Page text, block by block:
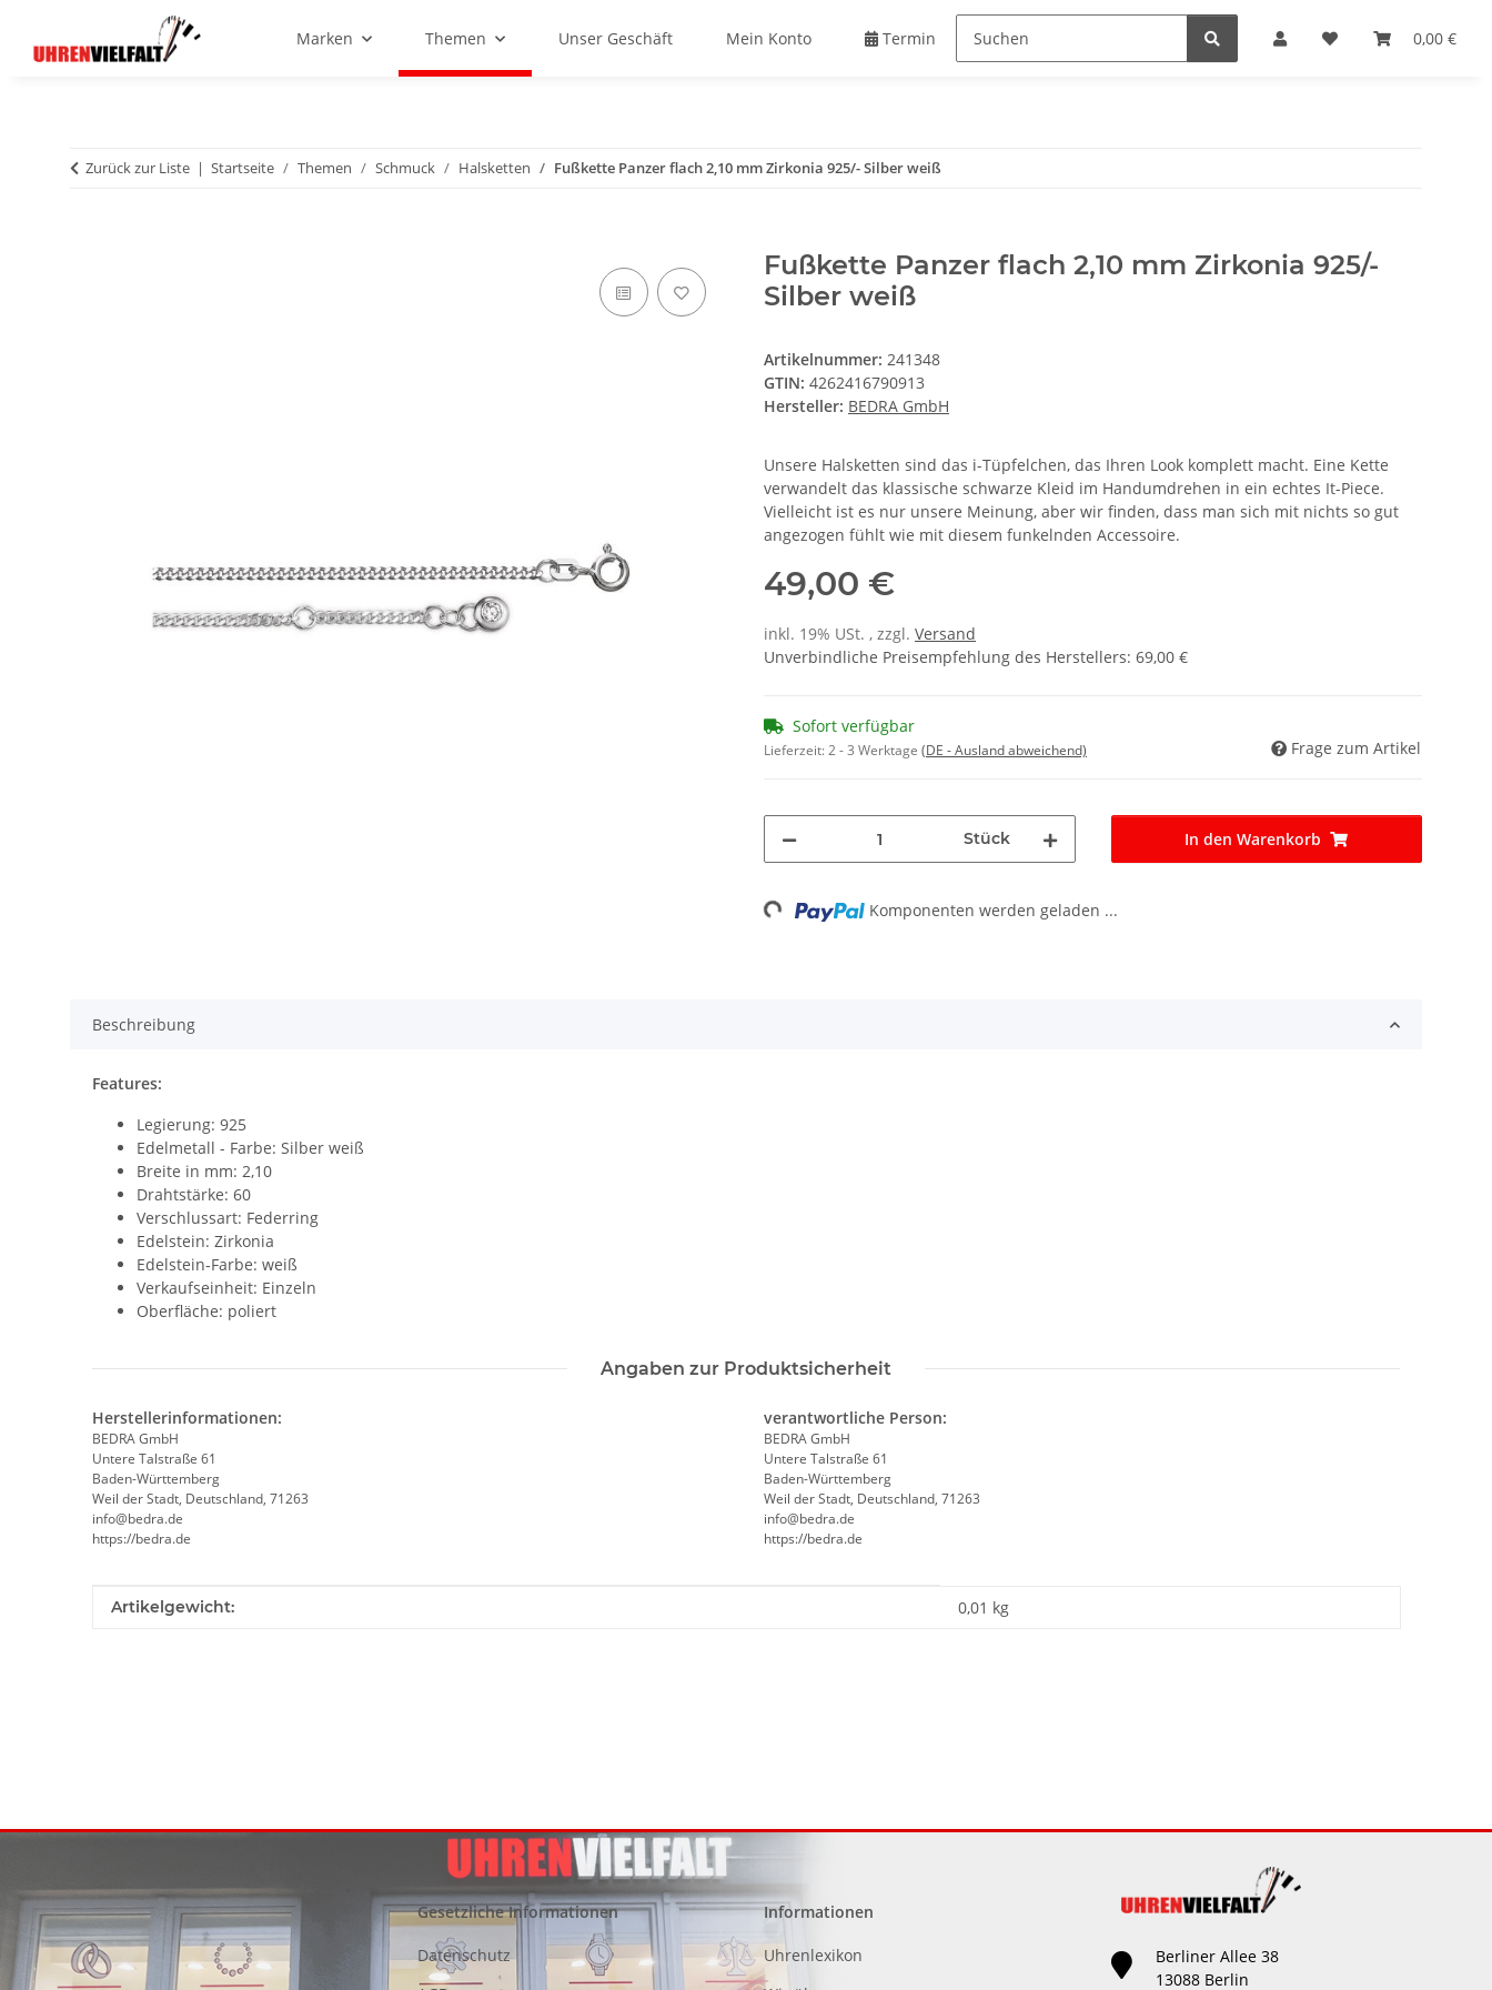
0,00 €
Marken Themen Unser Geschäft Mein Konto Termin buchen
Zurück zur Liste Startseite Themen Schmuck Halsketten Fußkette Panzer flach 2,10 mm Zirkonia 925/- Silber weiß
Fußkette Panzer flach 2,10 mm Zirkonia 925/-
Silber weiß
Artikelnummer: 241348
GTIN: 4262416790913
Hersteller: BEDRA GmbH
Unsere Halsketten sind das i-Tüpfelchen, das Ihren Look komplett macht. Eine Kette
verwandelt das klassische schwarze Kleid im Handumdrehen in ein echtes It-Piece.
Vielleicht ist es nur unsere Meinung, aber wir finden, dass man sich mit nichts so gut
angezogen fühlt wie mit diesem funkelnden Accessoire.
49,00 €
inkl. 19% USt. , zzgl. Versand
Unverbindliche Preisempfehlung des Herstellers: 69,00 €
Sofort verfügbar
Lieferzeit:2 - 3 Werktage (DE - Ausland abweichend) Frage zum Artikel
Stück In den Warenkorb
Loading... Komponenten werden geladen ...
Beschreibung
Features:
Legierung: 925
Edelmetall - Farbe: Silber weiß
Breite in mm: 2,10
Drahtstärke: 60
Verschlussart: Federring
Edelstein: Zirkonia
Edelstein-Farbe: weiß
Verkaufseinheit: Einzeln
Oberfläche: poliert
Angaben zur Produktsicherheit
Herstellerinformationen:
BEDRA GmbH
Untere Talstraße 61
Baden-Württemberg
Weil der Stadt, Deutschland, 71263
info@bedra.de
https://bedra.de
verantwortliche Person:
BEDRA GmbH
Untere Talstraße 61
Baden-Württemberg
Weil der Stadt, Deutschland, 71263
info@bedra.de
https://bedra.de
Produkteigenschaft
Wert
Artikelgewicht: 0,01 kg
Gesetzliche Informationen
Datenschutz
Informationen
Uhrenlexikon
Berliner Allee 38
13088 Berlin